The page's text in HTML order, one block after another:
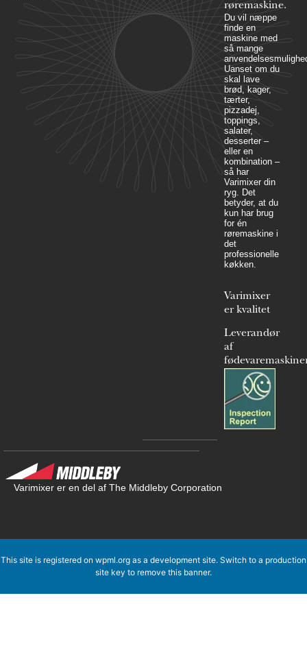
røremaskine.
Du vil næppe
finde en
maskine med
så mange
Uanset om du
skal lave
brød, kager,
tærter,
pizzadej,
toppings,
salater,
desserter –
eller en
kombination –
så har
Varimixer din
ryg. Det
betyder, at du
kun har brug
for én
røremaskine i
det
professionelle
køkken.
Varimixer
er kvalitet
Leverandør
af
Varimixer er en del af The Middleby Corporation
This site is registered on wpml.org as a development site. Switch to a production
site key to remove this banner.